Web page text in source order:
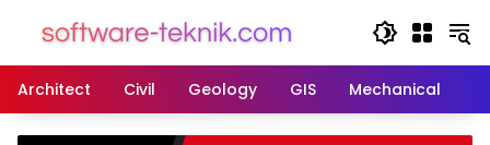
Architect
Civil Geology GIS Mechanical